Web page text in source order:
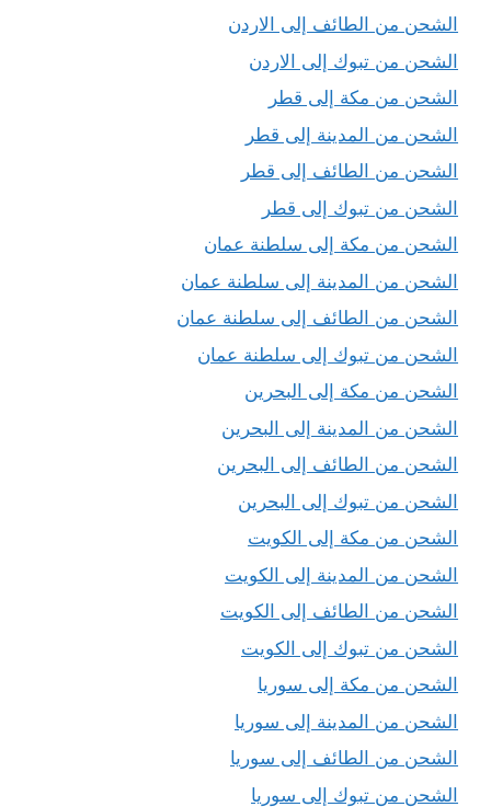
الشحن من الطائف إلى الاردن
الشحن من تبوك إلى الاردن
الشحن من مكة إلى قطر
الشحن من المدينة إلى قطر
الشحن من الطائف إلى قطر
الشحن من تبوك إلى قطر
الشحن من مكة إلى سلطنة عمان
الشحن من المدينة إلى سلطنة عمان
الشحن من الطائف إلى سلطنة عمان
الشحن من تبوك إلى سلطنة عمان
الشحن من مكة إلى البحرين
الشحن من المدينة إلى البحرين
الشحن من الطائف إلى البحرين
الشحن من تبوك إلى البحرين
الشحن من مكة إلى الكويت
الشحن من المدينة إلى الكويت
الشحن من الطائف إلى الكويت
الشحن من تبوك إلى الكويت
الشحن من مكة إلى سوريا
الشحن من المدينة إلى سوريا
الشحن من الطائف إلى سوريا
الشحن من تبوك إلى سوريا